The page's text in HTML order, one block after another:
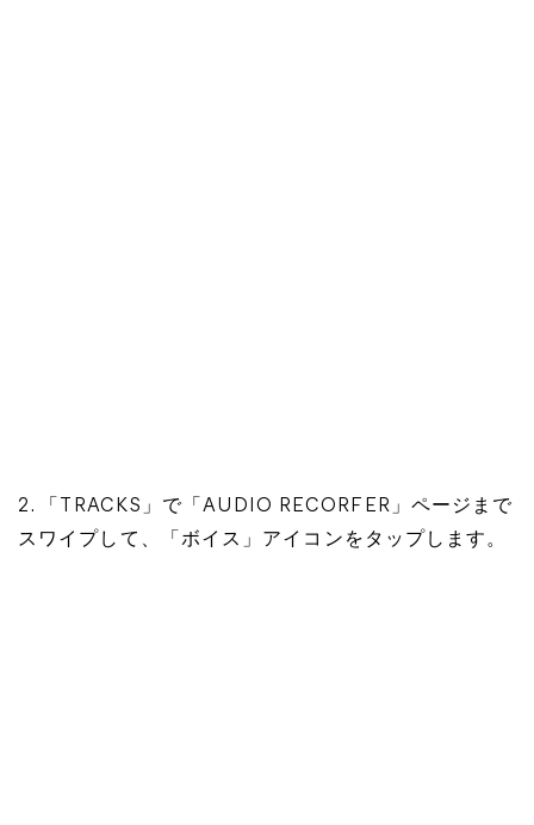
2. 「TRACKS」で「AUDIO RECORFER」ページまで
スワイプして、「ボイス」アイコンをタップします。